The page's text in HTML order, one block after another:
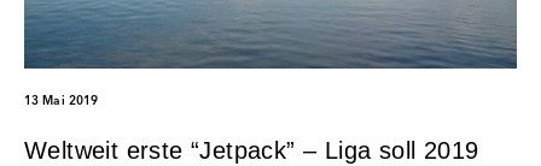
13 Mai 2019
Weltweit erste “Jetpack” – Liga soll 2019